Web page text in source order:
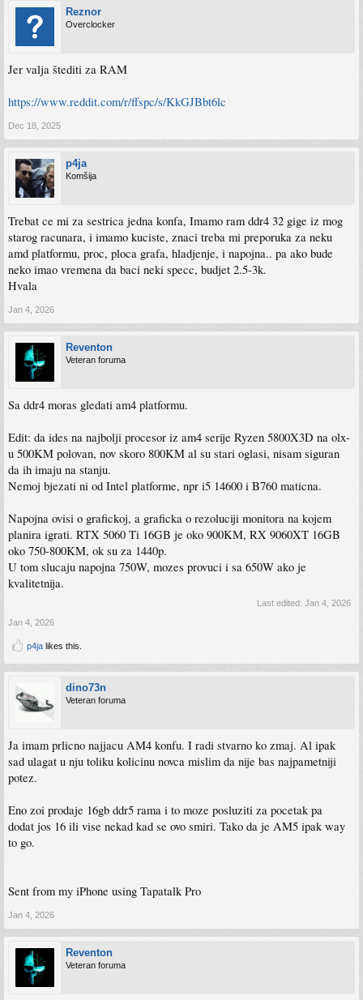
Reznor
Overclocker
Jer valja štediti za RAM
https://www.reddit.com/r/ffspc/s/KkGJBbt6lc
Dec 18, 2025
p4ja
Komšija
Trebat ce mi za sestrica jedna konfa, Imamo ram ddr4 32 gige iz mog
starog racunara, i imamo kuciste, znaci treba mi preporuka za neku
amd platformu, proc, ploca grafa, hladjenje, i napojna.. pa ako bude
neko imao vremena da baci neki specc, budjet 2.5-3k.
Hvala
Jan 4, 2026
Reventon
Veteran foruma
Sa ddr4 moras gledati am4 platformu.
Edit: da ides na najbolji procesor iz am4 serije Ryzen 5800X3D na olx-
u 500KM polovan, nov skoro 800KM al su stari oglasi, nisam siguran
da ih imaju na stanju.
Nemoj bjezati ni od Intel platforme, npr i5 14600 i B760 maticna.
Napojna ovisi o grafickoj, a graficka o rezoluciji monitora na kojem
planira igrati. RTX 5060 Ti 16GB je oko 900KM, RX 9060XT 16GB
oko 750-800KM, ok su za 1440p.
U tom slucaju napojna 750W, mozes provuci i sa 650W ako je
kvalitetnija.
Last edited: Jan 4, 2026
Jan 4, 2026
p4ja likes this.
dino73n
Veteran foruma
Ja imam prlicno najjacu AM4 konfu. I radi stvarno ko zmaj. Al ipak
sad ulagat u nju toliku kolicinu novca mislim da nije bas najpametniji
potez.
Eno zoi prodaje 16gb ddr5 rama i to moze posluziti za pocetak pa
dodat jos 16 ili vise nekad kad se ovo smiri. Tako da je AM5 ipak way
to go.
Sent from my iPhone using Tapatalk Pro
Jan 4, 2026
Reventon
Veteran foruma